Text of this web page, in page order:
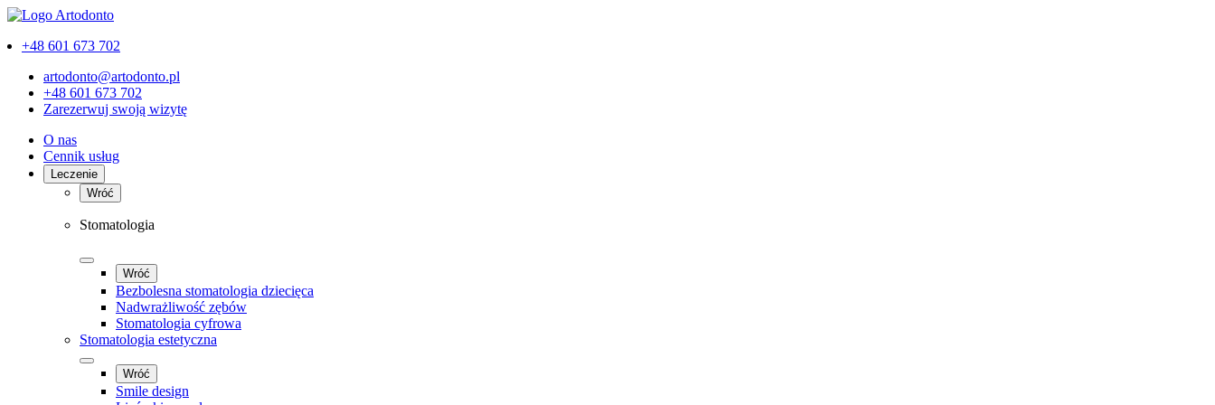
+48 601 673 702
artodonto@artodonto.pl
+48 601 673 702
Zarezerwuj swoją wizytę
O nas
Cennik usług
Leczenie
Wróć
Stomatologia
Wróć
Bezbolesna stomatologia dziecięca
Nadwrażliwość zębów
Stomatologia cyfrowa
Stomatologia estetyczna
Wróć
Smile design